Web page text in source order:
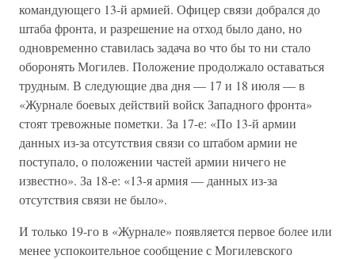
командующего 13-й армией. Офицер связи добрался до
штаба фронта, и разрешение на отход было дано, но
одновременно ставилась задача во что бы то ни стало
оборонять Могилев. Положение продолжало оставаться
трудным. В следующие два дня — 17 и 18 июля — в
«Журнале боевых действий войск Западного фронта»
стоят тревожные пометки. За 17-е: «По 13-й армии
данных из-за отсутствия связи со штабом армии не
поступало, о положении частей армии ничего не
известно». За 18-е: «13-я армия — данных из-за
отсутствия связи не было».
И только 19-го в «Журнале» появляется первое более или
менее успокоительное сообщение с Могилевского